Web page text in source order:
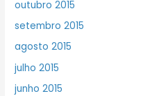
outubro 2015
setembro 2015
agosto 2015
julho 2015
junho 2015